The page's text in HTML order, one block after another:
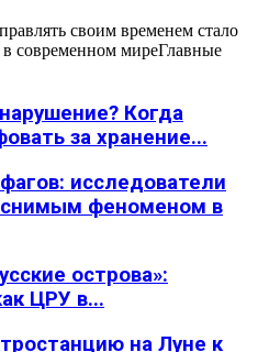
своим временем стало
современном миреГлавные
Когда
за хранение...
исследователи
феноменом в
острова»:
ЦРУ в...
на Луне к